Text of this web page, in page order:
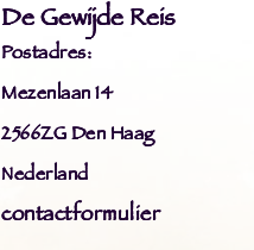
De Gewijde Reis
Postadres:
Mezenlaan 14
2566ZG Den Haag
Nederland
contactformulier